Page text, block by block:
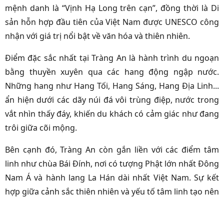
mệnh danh là “Vịnh Hạ Long trên cạn”, đồng thời là Di
sản hỗn hợp đầu tiên của Việt Nam được UNESCO công
nhận với giá trị nổi bật về văn hóa và thiên nhiên.
Điểm đặc sắc nhất tại Tràng An là hành trình du ngoạn
bằng thuyền xuyên qua các hang động ngập nước.
Những hang như Hang Tối, Hang Sáng, Hang Địa Linh...
ẩn hiện dưới các dãy núi đá vôi trùng điệp, nước trong
vắt nhìn thấy đáy, khiến du khách có cảm giác như đang
trôi giữa cõi mộng.
Bên cạnh đó, Tràng An còn gắn liền với các điểm tâm
linh như chùa Bái Đính, nơi có tượng Phật lớn nhất Đông
Nam Á và hành lang La Hán dài nhất Việt Nam. Sự kết
hợp giữa cảnh sắc thiên nhiên và yếu tố tâm linh tạo nên